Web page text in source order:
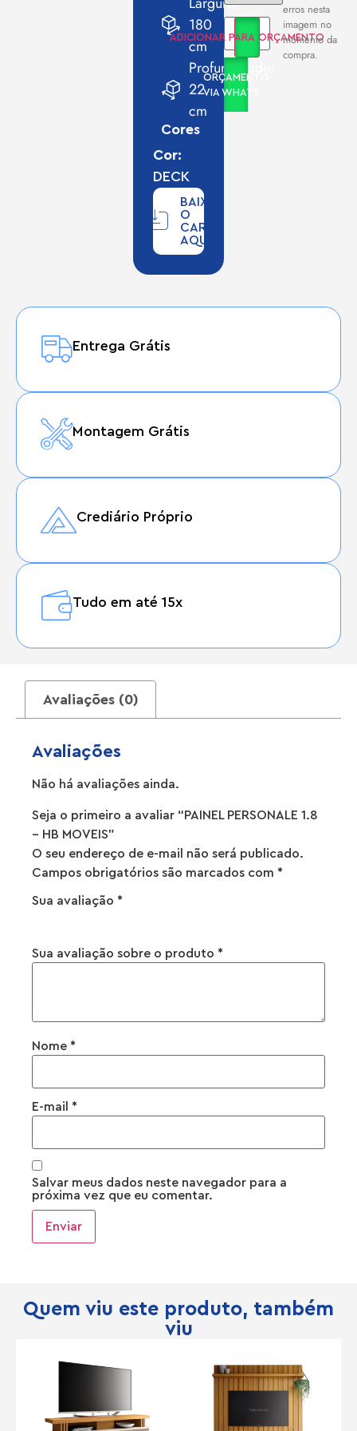
180
cm
Profundidade:
22
cm
Cores
Cor:
DECK
BAIXE
O
CARD
AQUI
ADICIONAR PARA ORÇAMENTO
ORÇAMENTO
VIA WHATS
erros nesta
imagem no
momento da
compra.
Entrega Grátis
Montagem Grátis
Crediário Próprio
Tudo em até 15x
Avaliações (0)
Avaliações
Não há avaliações ainda.
Seja o primeiro a avaliar “PAINEL PERSONALE 1.8
– HB MOVEIS”
O seu endereço de e-mail não será publicado.
Campos obrigatórios são marcados com *
Sua avaliação *
Sua avaliação sobre o produto *
Nome *
E-mail *
Salvar meus dados neste navegador para a
próxima vez que eu comentar.
Quem viu este produto, também
viu